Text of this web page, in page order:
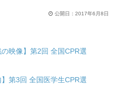
公開日： 2017年6月8日
の映像】第2回 全国CPR選
】第3回 全国医学生CPR選